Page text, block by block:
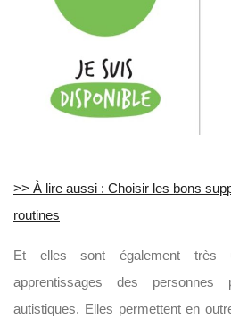
>> À lire aussi : Choisir les bons
routines
Et elles sont également très
apprentissages des personnes
autistiques. Elles permettent en